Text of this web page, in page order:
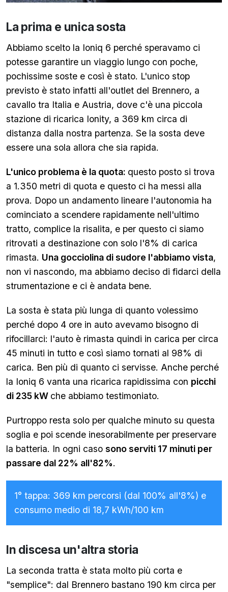
La prima e unica sosta
Abbiamo scelto la Ioniq 6 perché speravamo ci
potesse garantire un viaggio lungo con poche,
pochissime soste e così è stato. L'unico stop
previsto è stato infatti all'outlet del Brennero, a
cavallo tra Italia e Austria, dove c'è una piccola
stazione di ricarica Ionity, a 369 km circa di
distanza dalla nostra partenza. Se la sosta deve
essere una sola allora che sia rapida.
L'unico problema è la quota: questo posto si trova
a 1.350 metri di quota e questo ci ha messi alla
prova. Dopo un andamento lineare l'autonomia ha
cominciato a scendere rapidamente nell'ultimo
tratto, complice la risalita, e per questo ci siamo
ritrovati a destinazione con solo l'8% di carica
rimasta. Una gocciolina di sudore l'abbiamo vista,
non vi nascondo, ma abbiamo deciso di fidarci della
strumentazione e ci è andata bene.
La sosta è stata più lunga di quanto volessimo
perché dopo 4 ore in auto avevamo bisogno di
rifocillarci: l'auto è rimasta quindi in carica per circa
45 minuti in tutto e così siamo tornati al 98% di
carica. Ben più di quanto ci servisse. Anche perché
la Ioniq 6 vanta una ricarica rapidissima con picchi
di 235 kW che abbiamo testimoniato.
Purtroppo resta solo per qualche minuto su questa
soglia e poi scende inesorabilmente per preservare
la batteria. In ogni caso sono serviti 17 minuti per
passare dal 22% all'82%.
1° tappa: 369 km percorsi (dal 100% all'8%) e
consumo medio di 18,7 kWh/100 km
In discesa un'altra storia
La seconda tratta è stata molto più corta e
"semplice": dal Brennero bastano 190 km circa per